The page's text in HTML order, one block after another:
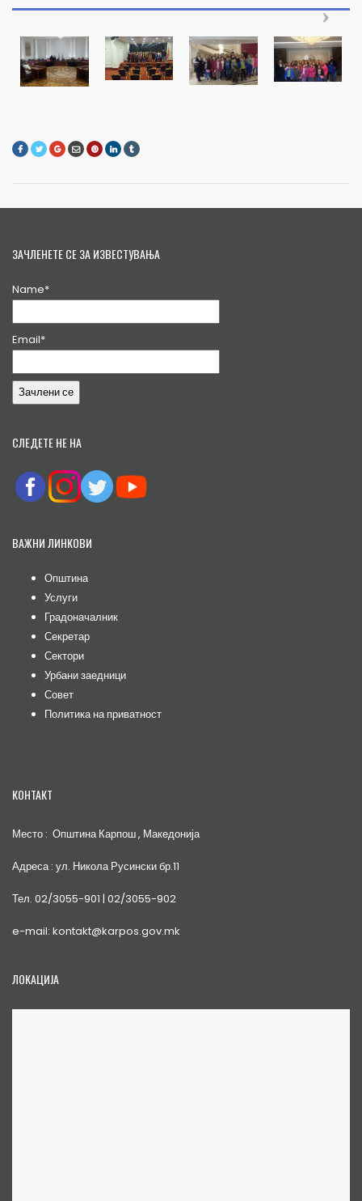
ЗАЧЛЕНЕТЕ СЕ ЗА ИЗВЕСТУВАЊА
Name*
Email*
СЛЕДЕТЕ НЕ НА
ВАЖНИ ЛИНКОВИ
Општина
Услуги
Градоначалник
Секретар
Сектори
Урбани заедници
Совет
Политика на приватност
КОНТАКТ
Место : Општина Карпош , Македонија
Адреса : ул. Никола Русински бр.11
Тел. 02/3055-901 | 02/3055-902
e-mail: kontakt@karpos.gov.mk
ЛОКАЦИЈА